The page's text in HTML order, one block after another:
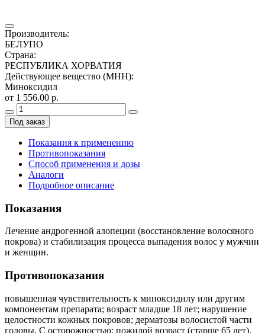
Производитель:
БЕЛУПО
Страна:
РЕСПУБЛИКА ХОРВАТИЯ
Действующее вещество (МНН):
Миноксидил
от 1 556.00 р.
Под заказ
Показания к применению
Противопоказания
Способ применения и дозы
Аналоги
Подробное описание
Показания
Лечение андрогенной алопеции (восстановление волосяного
покрова) и стабилизация процесса выпадения волос у мужчин
и женщин.
Противопоказания
повышенная чувствительность к миноксидилу или другим
компонентам препарата; возраст младше 18 лет; нарушение
целостности кожных покровов; дерматозы волосистой части
головы. С осторожностью: пожилой возраст (старше 65 лет).